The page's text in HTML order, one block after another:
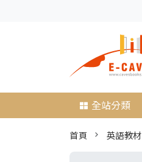
全站分類
首頁 英語教材